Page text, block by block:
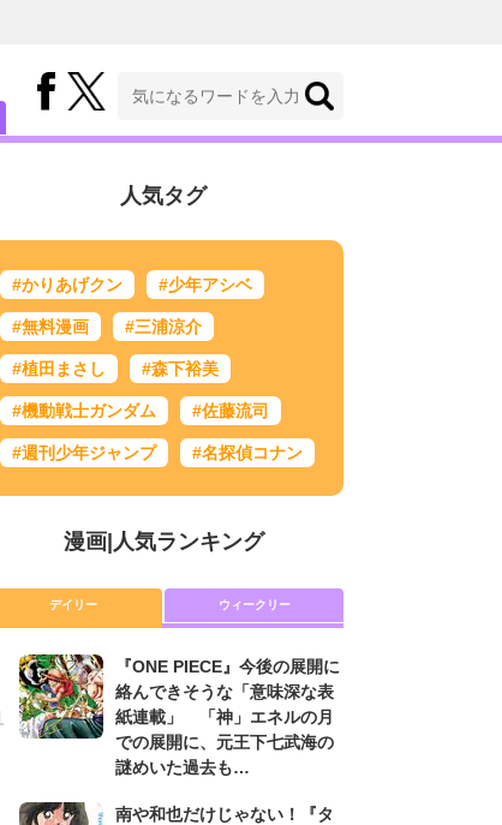
人気タグ
#かりあげクン #少年アシベ
#無料漫画 #三浦涼介
#植田まさし #森下裕美
#機動戦士ガンダム #佐藤流司
#週刊少年ジャンプ #名探偵コナン
漫画| 人気ランキング
デイリー ウィークリー
『ONE PIECE』今後の展開に
絡んできそうな「意味深な表
紙連載」 「神」エネルの月
での展開に、元王下七武海の
謎めいた過去も…
南や和也だけじゃない！『タ